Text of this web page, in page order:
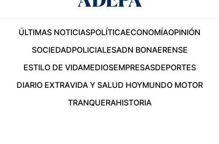
ÚLTIMAS NOTICIASPOLÍTICAECONOMÍAOPINIÓN
SOCIEDADPOLICIALESADN BONAERENSE
ESTILO DE VIDAMEDIOSEMPRESASDEPORTES
DIARIO EXTRAVIDA Y SALUD HOYMUNDO MOTOR
TRANQUERAHISTORIA